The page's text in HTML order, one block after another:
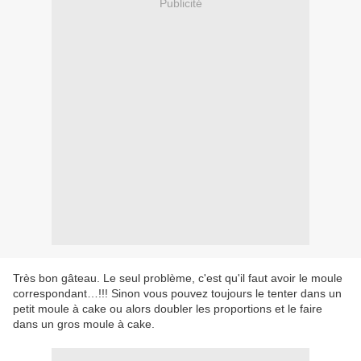
Publicité
Très bon gâteau. Le seul problème, c'est qu'il faut avoir le moule
correspondant…!!! Sinon vous pouvez toujours le tenter dans un
petit moule à cake ou alors doubler les proportions et le faire
dans un gros moule à cake.